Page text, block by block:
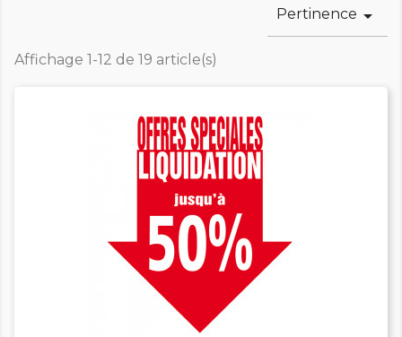
Pertinence 
Affichage 1-12 de 19 article(s)

